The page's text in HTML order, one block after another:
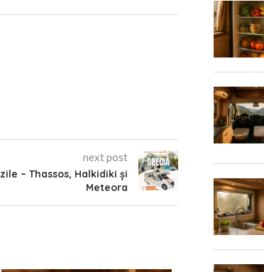
next post
– Thassos, Halkidiki și
Meteora